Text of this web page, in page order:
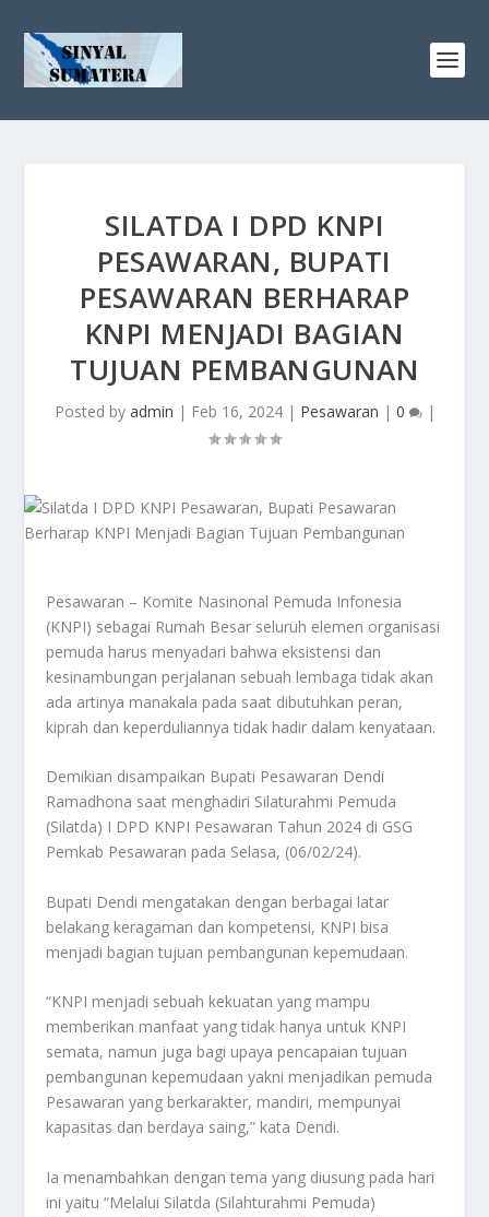
SILATDA I DPD KNPI
PESAWARAN, BUPATI
PESAWARAN BERHARAP
KNPI MENJADI BAGIAN
TUJUAN PEMBANGUNAN
Posted by admin | Feb 16, 2024| Pesawaran | 0 |
Pesawaran – Komite Nasinonal Pemuda Infonesia
(KNPI) sebagai Rumah Besar seluruh elemen organisasi
pemuda harus menyadari bahwa eksistensi dan
kesinambungan perjalanan sebuah lembaga tidak akan
ada artinya manakala pada saat dibutuhkan peran,
kiprah dan keperduliannya tidak hadir dalam kenyataan.
Demikian disampaikan Bupati Pesawaran Dendi
Ramadhona saat menghadiri Silaturahmi Pemuda
(Silatda) I DPD KNPI Pesawaran Tahun 2024 di GSG
Pemkab Pesawaran pada Selasa, (06/02/24).
Bupati Dendi mengatakan dengan berbagai latar
belakang keragaman dan kompetensi, KNPI bisa
menjadi bagian tujuan pembangunan kepemudaan.
“KNPI menjadi sebuah kekuatan yang mampu
memberikan manfaat yang tidak hanya untuk KNPI
semata, namun juga bagi upaya pencapaian tujuan
pembangunan kepemudaan yakni menjadikan pemuda
Pesawaran yang berkarakter, mandiri, mempunyai
kapasitas dan berdaya saing,” kata Dendi.
Ia menambahkan dengan tema yang diusung pada hari
ini yaitu “Melalui Silatda (Silahturahmi Pemuda)